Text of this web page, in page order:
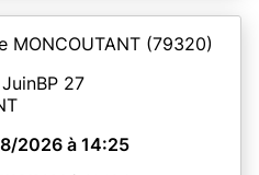
MONCOUTANT (79320)
27
2026 à 14:25